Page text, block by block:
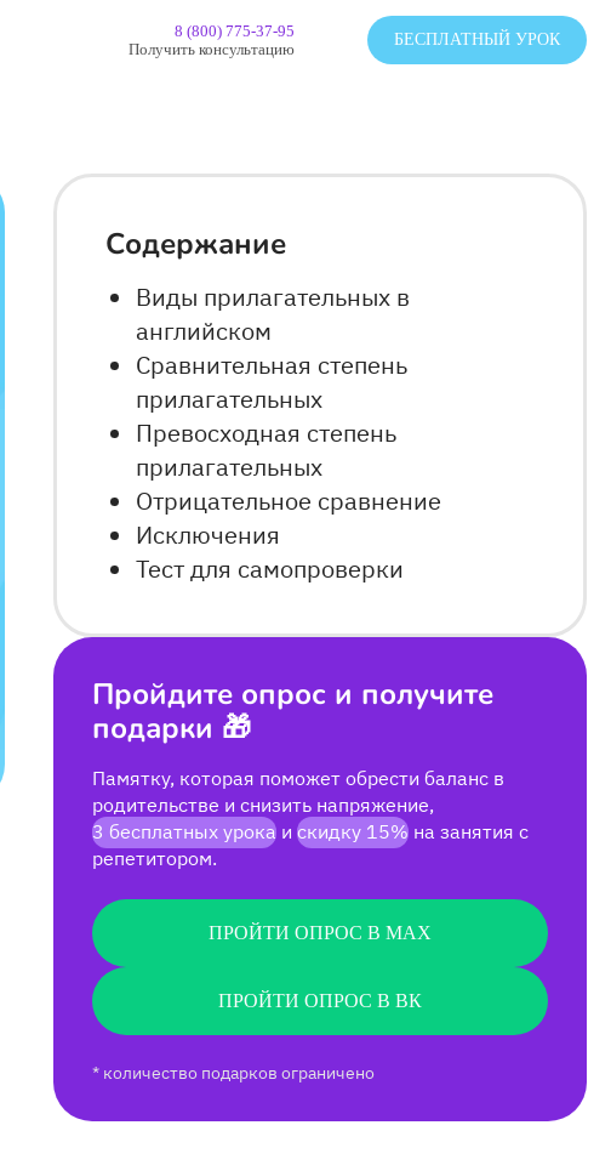
8 (800) 775-37-95
Получить консультацию
БЕСПЛАТНЫЙ УРОК
Содержание
Виды прилагательных в
английском
Сравнительная степень
прилагательных
Превосходная степень
прилагательных
Отрицательное сравнение
Исключения
Тест для самопроверки
Пройдите опрос и получите
подарки 🎁
Памятку, которая поможет обрести баланс в
родительстве и снизить напряжение,
3 бесплатных урока и скидку 15% на занятия с
репетитором.
ПРОЙТИ ОПРОС В MAX
ПРОЙТИ ОПРОС В ВК
* количество подарков ограничено